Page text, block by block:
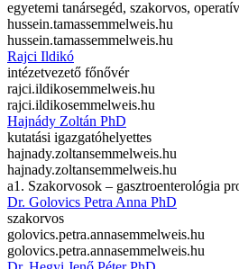
egyetemi tanársegéd, szakorvos,
hussein.tamassemmelweis.hu
hussein.tamassemmelweis.hu
Rajci Ildikó
intézetvezető főnővér
rajci.ildikosemmelweis.hu
rajci.ildikosemmelweis.hu
Hajnády Zoltán PhD
kutatási igazgatóhelyettes
hajnady.zoltansemmelweis.hu
hajnady.zoltansemmelweis.hu
a1. Szakorvosok – gasztroenterológia
Dr. Golovics Petra Anna PhD
szakorvos
golovics.petra.annasemmelweis.hu
golovics.petra.annasemmelweis.hu